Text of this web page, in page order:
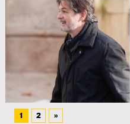
1 2 »